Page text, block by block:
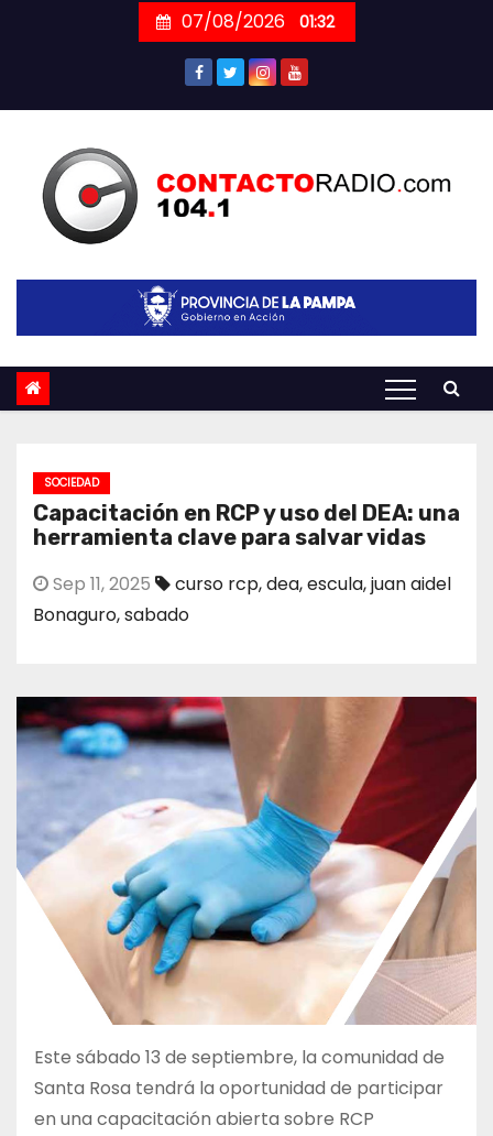
07/08/2026 01:32
SOCIEDAD
Capacitación en RCP y uso del DEA: una
herramienta clave para salvar vidas
Sep 11, 2025 curso rcp,dea,escula,juan aidel
Bonaguro,sabado
Este sábado 13 de septiembre, la comunidad de
Santa Rosa tendrá la oportunidad de participar
en una capacitación abierta sobre RCP